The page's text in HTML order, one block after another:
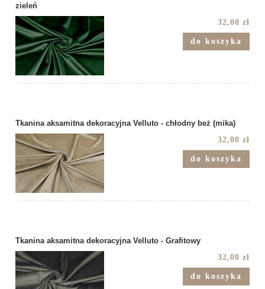
zieleń
32,00 zł
do koszyka
Tkanina aksamitna dekoracyjna Velluto - chłodny beż (mika)
32,00 zł
do koszyka
Tkanina aksamitna dekoracyjna Velluto - Grafitowy
32,00 zł
do koszyka